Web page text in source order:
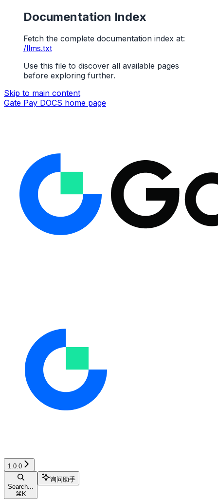
Documentation Index
Fetch the complete documentation index at:
/llms.txt
Use this file to discover all available pages
before exploring further.
Skip to main content
Gate Pay DOCS home page
1.0.0
Search...
⌘ K
询问助手